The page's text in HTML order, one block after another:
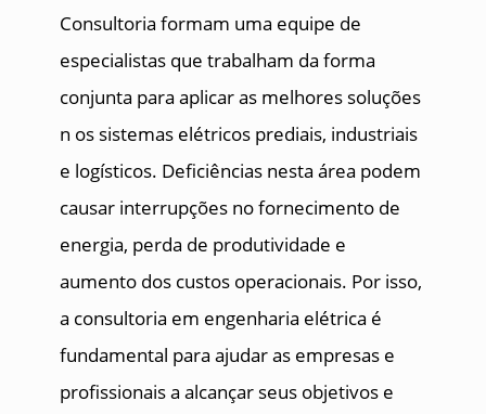
Consultoria formam uma equipe de
especialistas que trabalham da forma
conjunta para aplicar as melhores soluções
n os sistemas elétricos prediais, industriais
e logísticos. Deficiências nesta área podem
causar interrupções no fornecimento de
energia, perda de produtividade e
aumento dos custos operacionais. Por isso,
a consultoria em engenharia elétrica é
fundamental para ajudar as empresas e
profissionais a alcançar seus objetivos e